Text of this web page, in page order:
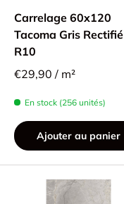
Carrelage 60x120
Tacoma Gris Rectifié
R10
€29,90 / m²
En stock (256 unités)
Ajouter au panier